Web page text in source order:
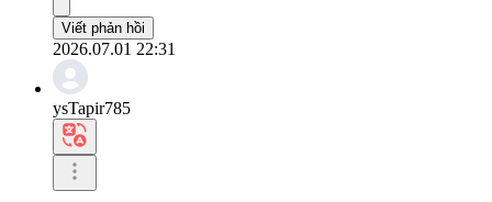
Viết phản hồi
2026.07.01 22:31
ysTapir785